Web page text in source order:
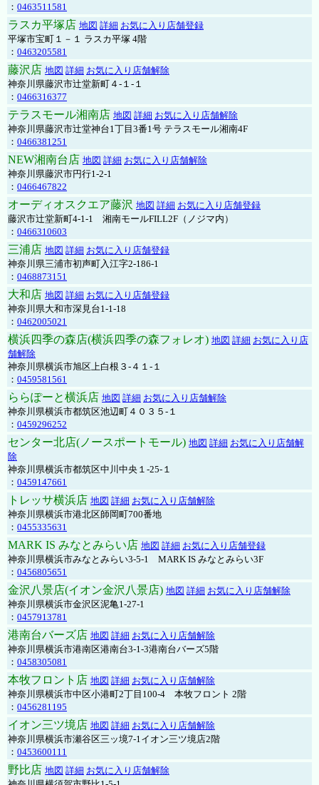
： 0463511581
ラスカ平塚店 地図 詳細 お気に入り店舗登録
平塚市宝町１－１ ラスカ平塚 4階
： 0463205581
藤沢店 地図 詳細 お気に入り店舗解除
神奈川県藤沢市辻堂新町４-１-１
： 0466316377
テラスモール湘南店 地図 詳細 お気に入り店舗解除
神奈川県藤沢市辻堂神台1丁目3番1号 テラスモール湘南4F
： 0466381251
NEW湘南台店 地図 詳細 お気に入り店舗解除
神奈川県藤沢市円行1-2-1
： 0466467822
オーディオスクエア藤沢 地図 詳細 お気に入り店舗登録
藤沢市辻堂新町4-1-1 湘南モールFILL2F（ノジマ内）
： 0466310603
三浦店 地図 詳細 お気に入り店舗登録
神奈川県三浦市初声町入江字2-186-1
： 0468873151
大和店 地図 詳細 お気に入り店舗登録
神奈川県大和市深見台1-1-18
： 0462005021
横浜四季の森店(横浜四季の森フォレオ) 地図 詳細 お気に入り店
舗解除
神奈川県横浜市旭区上白根３-４１-１
： 0459581561
ららぽーと横浜店 地図 詳細 お気に入り店舗解除
神奈川県横浜市都筑区池辺町４０３５-１
： 0459296252
センター北店(ノースポートモール) 地図 詳細 お気に入り店舗解
除
神奈川県横浜市都筑区中川中央１-25-１
： 0459147661
トレッサ横浜店 地図 詳細 お気に入り店舗解除
神奈川県横浜市港北区師岡町700番地
： 0455335631
MARK IS みなとみらい店 地図 詳細 お気に入り店舗登録
神奈川県横浜市みなとみらい3-5-1 MARK IS みなとみらい3F
： 0456805651
金沢八景店(イオン金沢八景店) 地図 詳細 お気に入り店舗解除
神奈川県横浜市金沢区泥亀1-27-1
： 0457913781
港南台バーズ店 地図 詳細 お気に入り店舗解除
神奈川県横浜市港南区港南台3-1-3港南台バーズ5階
： 0458305081
本牧フロント店 地図 詳細 お気に入り店舗解除
神奈川県横浜市中区小港町2丁目100-4 本牧フロント 2階
： 0456281195
イオン三ツ境店 地図 詳細 お気に入り店舗解除
神奈川県横浜市瀬谷区三ッ境7-1イオン三ツ境店2階
： 0453600111
野比店 地図 詳細 お気に入り店舗解除